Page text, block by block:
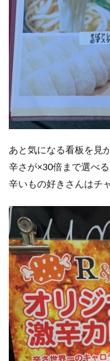
あと気になる看板を見
辛さが×30倍まで選べ
辛いもの好きさんはチ